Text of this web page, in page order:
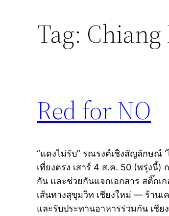
Tag: Chiang
Red for NO
“แดงไม่รับ” รณรงค์เชิงสัญลักษณ์
เที่ยงตรง เสาร์ 4 ส.ค. 50 (พรุ่งนี้)
กัน และช่วยกันแจกเอกสาร สติ๊กเ
เส้นทางสุขุมวิท เชียงใหม่ — ร้าน
และรับประทานอาหารร่วมกัน เชีย